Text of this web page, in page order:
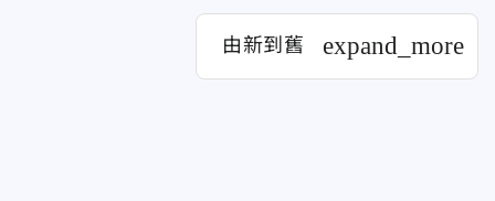
由新到舊 expand_more